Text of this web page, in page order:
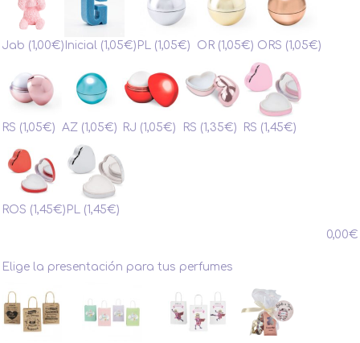
Jab (1,00€) Inicial (1,05€) PL (1,05€) OR (1,05€) ORS (1,05€)
RS (1,05€) AZ (1,05€) RJ (1,05€) RS (1,35€) RS (1,45€)
ROS (1,45€) PL (1,45€)
0,00€
Elige la presentación para tus perfumes